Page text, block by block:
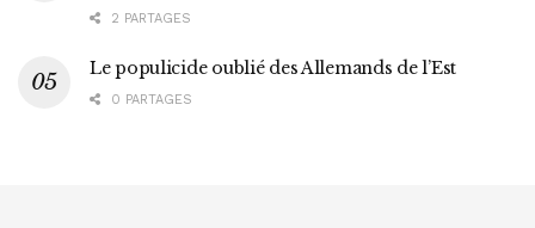
2 PARTAGES
Le populicide oublié des Allemands de l’Est
0 PARTAGES